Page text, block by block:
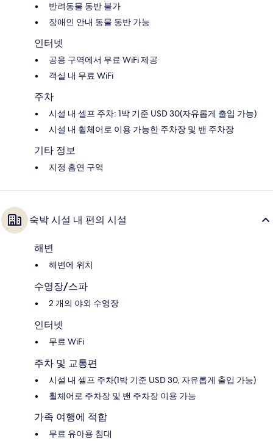
반려동물 동반 불가
장애인 안내 동물 동반 가능
인터넷
공용 구역에서 무료 WiFi 제공
객실 내 무료 WiFi
주차
시설 내 셀프 주차: 1박 기준 USD 30(자유롭게 출입 가능)
시설 내 휠체어로 이용 가능한 주차장 및 밴 주차장
기타 정보
지정 흡연 구역
숙박 시설 내 편의 시설
해변
해변에 위치
수영장/스파
2 개의 야외 수영장
인터넷
무료 WiFi
주차 및 교통편
시설 내 셀프 주차(1박 기준 USD 30, 자유롭게 출입 가능)
휠체어로 주차장 및 밴 주차장 이용 가능
가족 여행에 적합
무료 유아용 침대